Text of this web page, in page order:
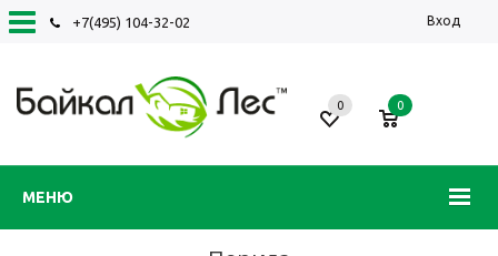
+7(495) 104-32-02 Вход
МЕНЮ
0 0